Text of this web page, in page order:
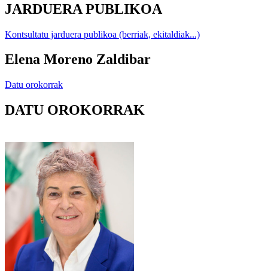
JARDUERA PUBLIKOA
Kontsultatu jarduera publikoa (berriak, ekitaldiak...)
Elena Moreno Zaldibar
Datu orokorrak
DATU OROKORRAK